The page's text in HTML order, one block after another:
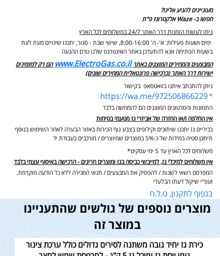
מעוניינים להגיע אלינו?
חפשו ב- Waze אלקטרוגז פ"ת
ניתן לעשות הזמנות דרך האתר 24/7 במשלוחים לכל הארץ
ימים ושעות פעילות: א'- ה' 8:00-16:00, שישי שבת - סגור,
יתכנו שינויים מעת לעת
בשעות הפתיחה אנא להתעדכן באתר האינטרנט שלנו טרם ההגעה
המבצעים והמחירים המוצגים באתר www.ElectroGas.co.il הם רק למזמינים
ישירות דרך האתר (ברכישה פרונטאלית המחירים שונים)
ניתן להתכתב איתנו בוואטסאפ בקישור
>
https://wa.me/972506866229
התמונות והסרטונים המוצגים הם להמחשה בלבד
אין החלפה ו/או החזרה של אביזרי גז מטעמי בטיחות
בכיריים גז יתכנו שיתוכים וקילופים בצבע גוף הכירות באזור הבערה לאחר השימוש בנוסף
תיתכן סטיה במידות של כ-5% במוצרים שמיוצרים / מורכבים בעבודת יד
משלוחים לכל הארץ עד 5 ימי עסקים*
אין משלוחים למיכלי גז, למייבשי כביסה בגז ומוצרים חריגים - הרכישה באיסוף עצמי בלבד
המפרסם רשאי לשנות / להפסיק את המבצעים / תנאי המכירה ללא כל הודעה מוקדמת,
ועפ"י שיקול דעתו הבלעדי
בכפוף לתקנון, ט.ל.ח
מוצרים נוספים של גולשים שהתעניינו
במוצר זה
כירת גז יחיד גובה משתנה לסירים גדולים כולל ערכת צינור